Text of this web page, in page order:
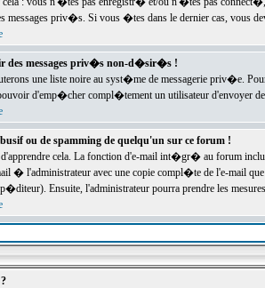
messages priv�s. Si vous �tes dans le dernier cas, vous
des messages priv�s non-d�sir�s !
une liste noire au syst�me de messagerie priv�e.
d'emp�cher compl�tement un utilisateur d'envoyer
ou de spamming de quelqu'un sur ce forum !
cela. La fonction d'e-mail int�gr� au forum inclut
� l'administrateur avec une copie compl�te de l'e-mail
Ensuite, l'administrateur pourra prendre les